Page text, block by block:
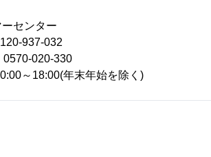
センター
937-032
0570-020-330
年末年始を除く)